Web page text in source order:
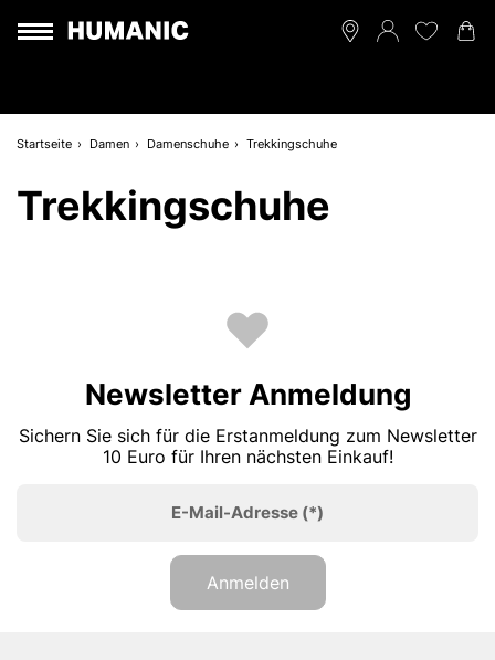
Startseite Damen Damenschuhe Trekkingschuhe
Trekkingschuhe
Newsletter Anmeldung
Sichern Sie sich für die Erstanmeldung zum Newsletter
10 Euro für Ihren nächsten Einkauf!
E-Mail-Adresse (*)
Anmelden